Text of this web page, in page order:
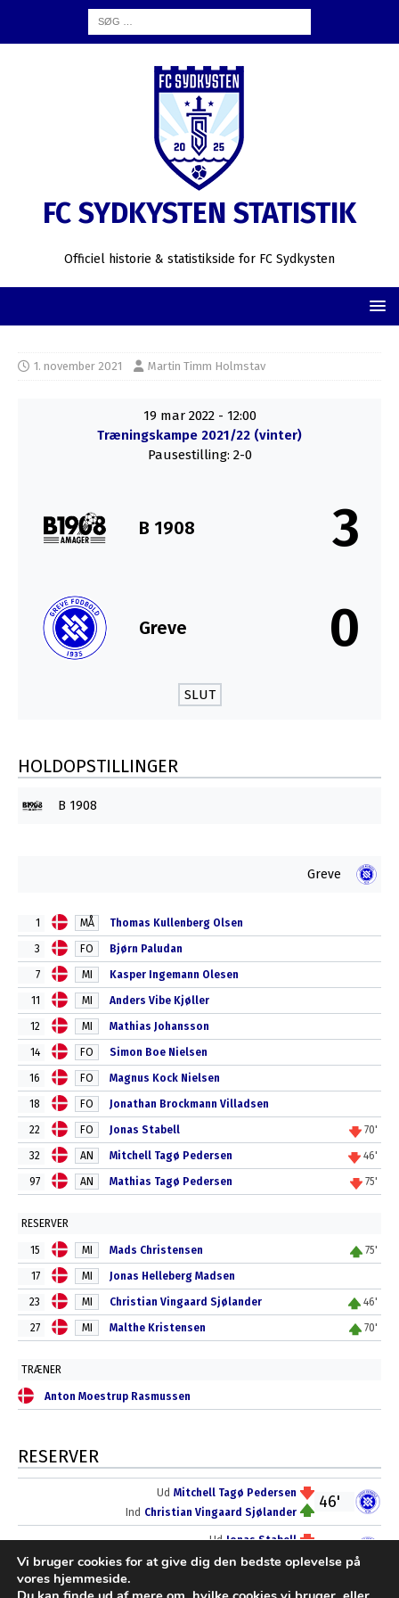
FC SYDKYSTEN STATISTIK
Officiel historie & statistikside for FC Sydkysten
1. november 2021 Martin Timm Holmstav
19 mar 2022 - 12:00
Træningskampe 2021/22 (vinter)
Pausestilling: 2-0
B 1908 3
Greve 0
SLUT
HOLDOPSTILLINGER
B 1908
Greve
1 MÅ Thomas Kullenberg Olsen
3 FO Bjørn Paludan
7 MI Kasper Ingemann Olesen
11 MI Anders Vibe Kjøller
12 MI Mathias Johansson
14 FO Simon Boe Nielsen
16 FO Magnus Kock Nielsen
18 FO Jonathan Brockmann Villadsen
22 FO Jonas Stabell 70'
32 AN Mitchell Tagø Pedersen 46'
97 AN Mathias Tagø Pedersen 75'
RESERVER
15 MI Mads Christensen 75'
17 MI Jonas Helleberg Madsen
23 MI Christian Vingaard Sjølander 46'
27 MI Malthe Kristensen 70'
TRÆNER
Anton Moestrup Rasmussen
RESERVER
46'
Ud Mitchell Tagø Pedersen
Ind Christian Vingaard Sjølander
Ud Jonas Stabell
Ind Malthe Kristensen
Vi bruger cookies for at give dig den bedste oplevelse på
vores hjemmeside.